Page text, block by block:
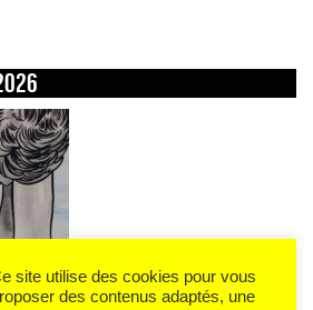
site utilise des cookies pour vous
des contenus adaptés, une